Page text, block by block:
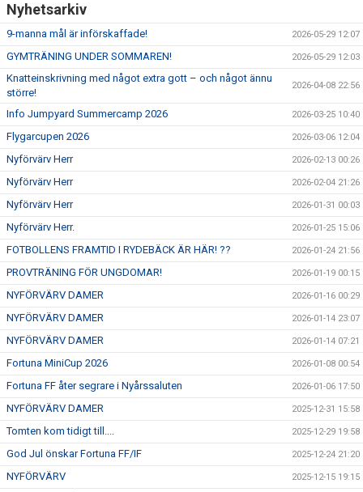
Nyhetsarkiv
9-manna mål är införskaffade! 2026-05-29 12:07
GYMTRÄNING UNDER SOMMAREN! 2026-05-29 12:03
Knatteinskrivning med något extra gott – och något ännu
större!
2026-04-08 22:56
Info Jumpyard Summercamp 2026 2026-03-25 10:40
Flygarcupen 2026 2026-03-06 12:04
Nyförvärv Herr 2026-02-13 00:26
Nyförvärv Herr 2026-02-04 21:26
Nyförvärv Herr 2026-01-31 00:03
Nyförvärv Herr. 2026-01-25 15:06
FOTBOLLENS FRAMTID I RYDEBÄCK ÄR HÄR! ?? 2026-01-24 21:56
PROVTRÄNING FÖR UNGDOMAR! 2026-01-19 00:15
NYFÖRVÄRV DAMER 2026-01-16 00:29
NYFÖRVÄRV DAMER 2026-01-14 23:07
NYFÖRVÄRV DAMER 2026-01-14 07:21
Fortuna MiniCup 2026 2026-01-08 00:54
Fortuna FF åter segrare i Nyårssaluten 2026-01-06 17:50
NYFÖRVÄRV DAMER 2025-12-31 15:58
Tomten kom tidigt till.... 2025-12-29 19:58
God Jul önskar Fortuna FF/IF 2025-12-24 21:20
NYFÖRVÄRV 2025-12-15 19:15